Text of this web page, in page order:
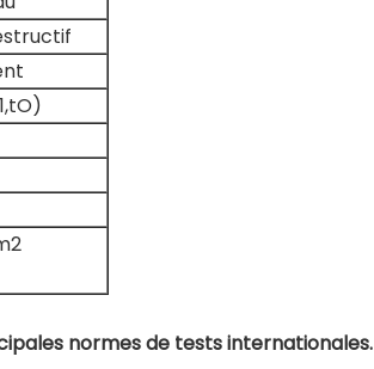
normes de tests internationales.